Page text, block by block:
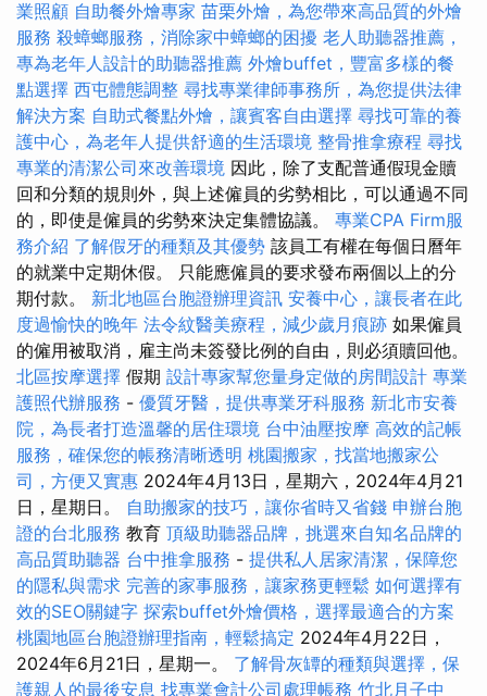
業照顧 自助餐外燴專家 苗栗外燴，為您帶來高品質的外燴
服務 殺蟑螂服務，消除家中蟑螂的困擾 老人助聽器推薦，
專為老年人設計的助聽器推薦 外燴buffet，豐富多樣的餐
點選擇 西屯體態調整 尋找專業律師事務所，為您提供法律
解決方案 自助式餐點外燴，讓賓客自由選擇 尋找可靠的養
護中心，為老年人提供舒適的生活環境 整骨推拿療程 尋找
專業的清潔公司來改善環境 因此，除了支配普通假現金贖
回和分類的規則外，與上述僱員的劣勢相比，可以通過不同
的，即使是僱員的劣勢來決定集體協議。 專業CPA Firm服
務介紹 了解假牙的種類及其優勢 該員工有權在每個日曆年
的就業中定期休假。 只能應僱員的要求發布兩個以上的分
期付款。 新北地區台胞證辦理資訊 安養中心，讓長者在此
度過愉快的晚年 法令紋醫美療程，減少歲月痕跡 如果僱員
的僱用被取消，雇主尚未簽發比例的自由，則必須贖回他。
北區按摩選擇 假期 設計專家幫您量身定做的房間設計 專業
護照代辦服務 - 優質牙醫，提供專業牙科服務 新北市安養
院，為長者打造溫馨的居住環境 台中油壓按摩 高效的記帳
服務，確保您的帳務清晰透明 桃園搬家，找當地搬家公
司，方便又實惠 2024年4月13日，星期六，2024年4月21
日，星期日。 自助搬家的技巧，讓你省時又省錢 申辦台胞
證的台北服務 教育 頂級助聽器品牌，挑選來自知名品牌的
高品質助聽器 台中推拿服務 - 提供私人居家清潔，保障您
的隱私與需求 完善的家事服務，讓家務更輕鬆 如何選擇有
效的SEO關鍵字 探索buffet外燴價格，選擇最適合的方案
桃園地區台胞證辦理指南，輕鬆搞定 2024年4月22日，
2024年6月21日，星期一。 了解骨灰罈的種類與選擇，保
護親人的最後安息 找專業會計公司處理帳務 竹北月子中